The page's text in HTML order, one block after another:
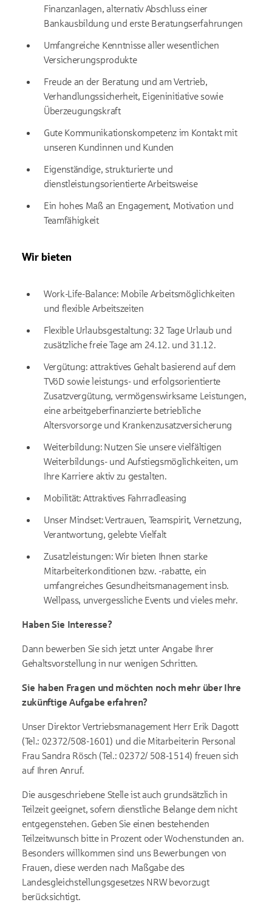
Finanzanlagen, alternativ Abschluss einer
Bankausbildung und erste Beratungserfahrungen
Umfangreiche Kenntnisse aller wesentlichen
Versicherungsprodukte
Freude an der Beratung und am Vertrieb,
Verhandlungssicherheit, Eigeninitiative sowie
Überzeugungskraft
Gute Kommunikationskompetenz im Kontakt mit
unseren Kundinnen und Kunden
Eigenständige, strukturierte und
dienstleistungsorientierte Arbeitsweise
Ein hohes Maß an Engagement, Motivation und
Teamfähigkeit
Wir bieten
Work-Life-Balance: Mobile Arbeitsmöglichkeiten
und flexible Arbeitszeiten
Flexible Urlaubsgestaltung: 32 Tage Urlaub und
zusätzliche freie Tage am 24.12. und 31.12.
Vergütung: attraktives Gehalt basierend auf dem
TVöD sowie leistungs- und erfolgsorientierte
Zusatzvergütung, vermögenswirksame Leistungen,
eine arbeitgeberfinanzierte betriebliche
Altersvorsorge und Krankenzusatzversicherung
Weiterbildung: Nutzen Sie unsere vielfältigen
Weiterbildungs- und Aufstiegsmöglichkeiten, um
Ihre Karriere aktiv zu gestalten.
Mobilität: Attraktives Fahrradleasing
Unser Mindset: Vertrauen, Teamspirit, Vernetzung,
Verantwortung, gelebte Vielfalt
Zusatzleistungen: Wir bieten Ihnen starke
Mitarbeiterkonditionen bzw. -rabatte, ein
umfangreiches Gesundheitsmanagement insb.
Wellpass, unvergessliche Events und vieles mehr.
Haben Sie Interesse?
Dann bewerben Sie sich jetzt unter Angabe Ihrer
Gehaltsvorstellung in nur wenigen Schritten.
Sie haben Fragen und möchten noch mehr über Ihre
zukünftige Aufgabe erfahren?
Unser Direktor Vertriebsmanagement Herr Erik Dagott
(Tel.: 02372/508-1601) und die Mitarbeiterin Personal
Frau Sandra Rösch (Tel.: 02372/ 508-1514) freuen sich
auf Ihren Anruf.
Die ausgeschriebene Stelle ist auch grundsätzlich in
Teilzeit geeignet, sofern dienstliche Belange dem nicht
entgegenstehen. Geben Sie einen bestehenden
Teilzeitwunsch bitte in Prozent oder Wochenstunden an.
Besonders willkommen sind uns Bewerbungen von
Frauen, diese werden nach Maßgabe des
Landesgleichstellungsgesetzes NRW bevorzugt
berücksichtigt.